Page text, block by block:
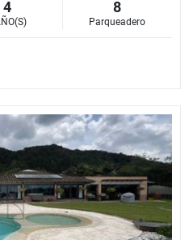
4 8
Parqueadero